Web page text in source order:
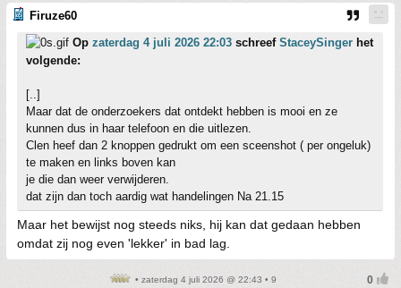
Firuze60
Op zaterdag 4 juli 2026 22:03 schreef StaceySinger het
volgende:
[..]
Maar dat de onderzoekers dat ontdekt hebben is mooi en ze
kunnen dus in haar telefoon en die uitlezen.
Clen heef dan 2 knoppen gedrukt om een sceenshot ( per ongeluk)
te maken en links boven kan
je die dan weer verwijderen.
dat zijn dan toch aardig wat handelingen Na 21.15
Maar het bewijst nog steeds niks, hij kan dat gedaan hebben
omdat zij nog even 'lekker' in bad lag.
• zaterdag 4 juli 2026 @ 22:43 • 9